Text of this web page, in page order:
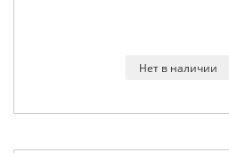
Нет в наличии